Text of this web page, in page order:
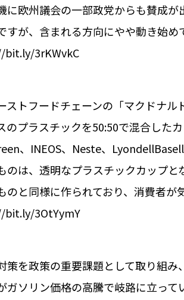
に欧州議会の一部政党からも賛成
すが、含まれる方向にやや動き始め
3rKWvkC
ストフードチェーンの「マクドナ
のプラスチックを50:50で混合した
、INEOS、Neste、
のは、透明なプラスチックカップ
のと同様に作られており、消費者が
3OtYymY
策を政策の重要課題として取り組
ガソリン価格の高騰で岐路に立っ